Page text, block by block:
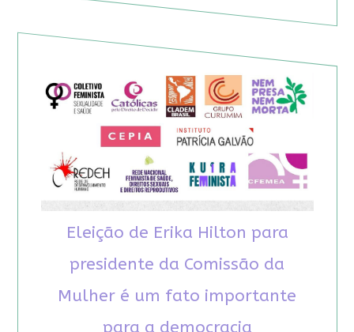
Eleição de Erika Hilton para
presidente da Comissão da
Mulher é um fato importante
para a democracia